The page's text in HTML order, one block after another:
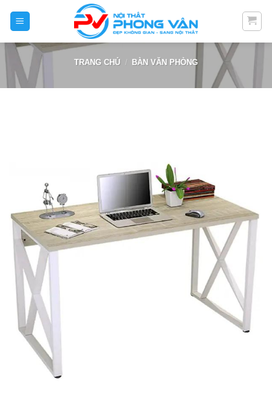
TRANG CHỦ / BÀN VĂN PHÒNG